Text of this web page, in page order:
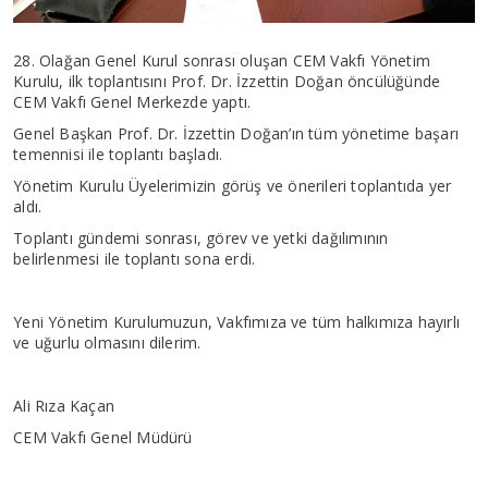
28. Olağan Genel Kurul sonrası oluşan CEM Vakfı Yönetim
Kurulu, ilk toplantısını Prof. Dr. İzzettin Doğan öncülüğünde
CEM Vakfı Genel Merkezde yaptı.
Genel Başkan Prof. Dr. İzzettin Doğan’ın tüm yönetime başarı
temennisi ile toplantı başladı.
Yönetim Kurulu Üyelerimizin görüş ve önerileri toplantıda yer
aldı.
Toplantı gündemi sonrası, görev ve yetki dağılımının
belirlenmesi ile toplantı sona erdi.
Yeni Yönetim Kurulumuzun, Vakfımıza ve tüm halkımıza hayırlı
ve uğurlu olmasını dilerim.
Ali Rıza Kaçan
CEM Vakfı Genel Müdürü